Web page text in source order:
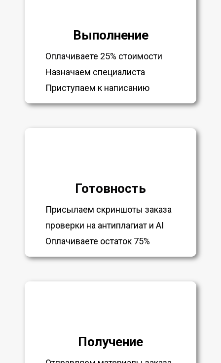
Выполнение
Оплачиваете 25% стоимости
Назначаем специалиста
Приступаем к написанию
Готовность
Присылаем скриншоты заказа
проверки на антиплагиат и AI
Оплачиваете остаток 75%
Получение